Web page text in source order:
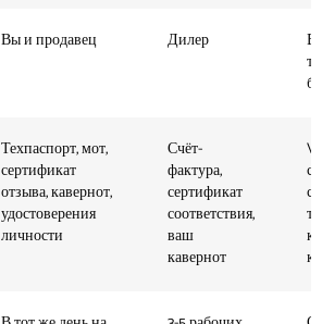
Вы и продавец Дилер
Техпаспорт, мот,
сертификат
отзыва, кавернот,
удостоверения
личности
Счёт-
фактура,
сертификат
соответствия,
ваш
кавернот